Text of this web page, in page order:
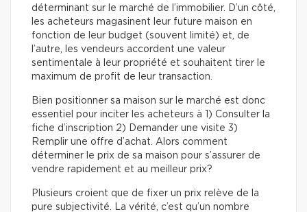
déterminant sur le marché de l’immobilier. D’un côté,
les acheteurs magasinent leur future maison en
fonction de leur budget (souvent limité) et, de
l’autre, les vendeurs accordent une valeur
sentimentale à leur propriété et souhaitent tirer le
maximum de profit de leur transaction.
Bien positionner sa maison sur le marché est donc
essentiel pour inciter les acheteurs à 1) Consulter la
fiche d’inscription 2) Demander une visite 3)
Remplir une offre d’achat. Alors comment
déterminer le prix de sa maison pour s’assurer de
vendre rapidement et au meilleur prix?
Plusieurs croient que de fixer un prix relève de la
pure subjectivité. La vérité, c’est qu’un nombre